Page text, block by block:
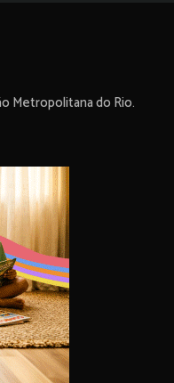
Metropolitana do Rio.